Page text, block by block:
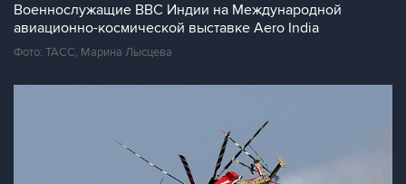
Военнослужащие ВВС Индии на Международной
авиационно-космической выставке Aero India
Фото: ТАСС, Марина Лысцева